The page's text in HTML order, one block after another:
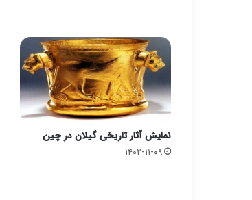
نمایش آثار تاریخی گیلان در چین
۱۴۰۲-۱۱-۰۹